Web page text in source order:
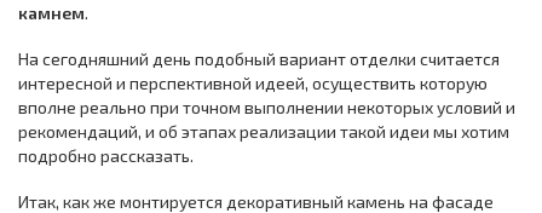
камнем.
На сегодняшний день подобный вариант отделки считается
интересной и перспективной идеей, осуществить которую
вполне реально при точном выполнении некоторых условий и
рекомендаций, и об этапах реализации такой идеи мы хотим
подробно рассказать.
Итак, как же монтируется декоративный камень на фасаде